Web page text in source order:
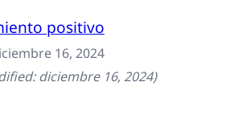
positivo
16, 2024
diciembre 16, 2024)